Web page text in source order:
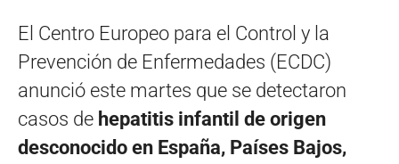
El Centro Europeo para el Control y la
Prevención de Enfermedades (ECDC)
anunció este martes que se detectaron
casos de hepatitis infantil de origen
desconocido en España, Países Bajos,